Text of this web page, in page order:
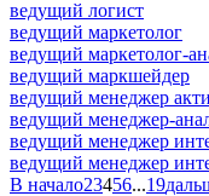
ведущий логист
ведущий маркетолог
ведущий маркетолог-
ведущий маркшейдер
ведущий менеджер
ведущий менеджер-
ведущий менеджер
ведущий менеджер
В начало23456...19